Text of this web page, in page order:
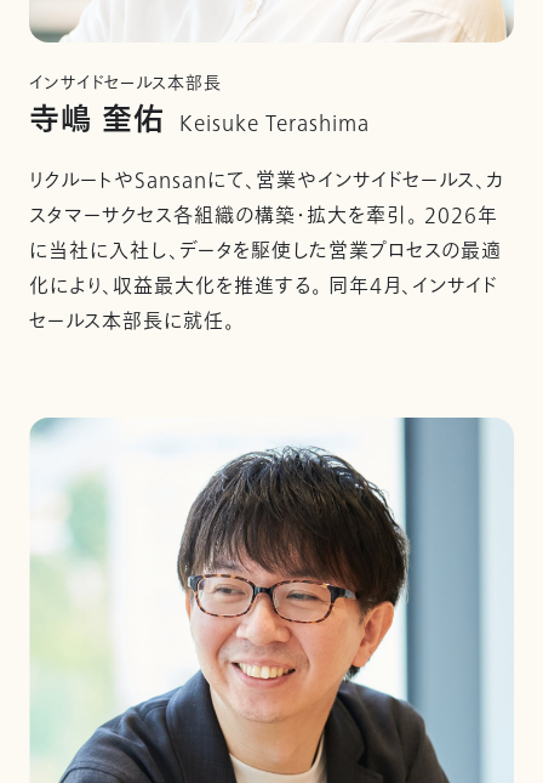
インサイドセールス本部長
寺嶋 奎佑
Keisuke Terashima
リクルートやSansanにて、営業やインサイドセールス、カ
スタマーサクセス各組織の構築・拡大を牽引。 2026年
に当社に入社し、データを駆使した営業プロセスの最適
化により、収益最大化を推進する。 同年4月、インサイド
セールス本部長に就任。